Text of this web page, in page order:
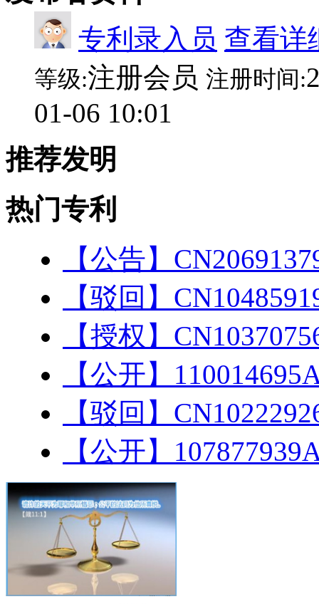
专利录入员 查看详
等级:注册会员 注册时间:
01-06 10:01
推荐发明
热门专利
【公告】
【驳回】
【授权】
【公开】
【驳回】
【公开】